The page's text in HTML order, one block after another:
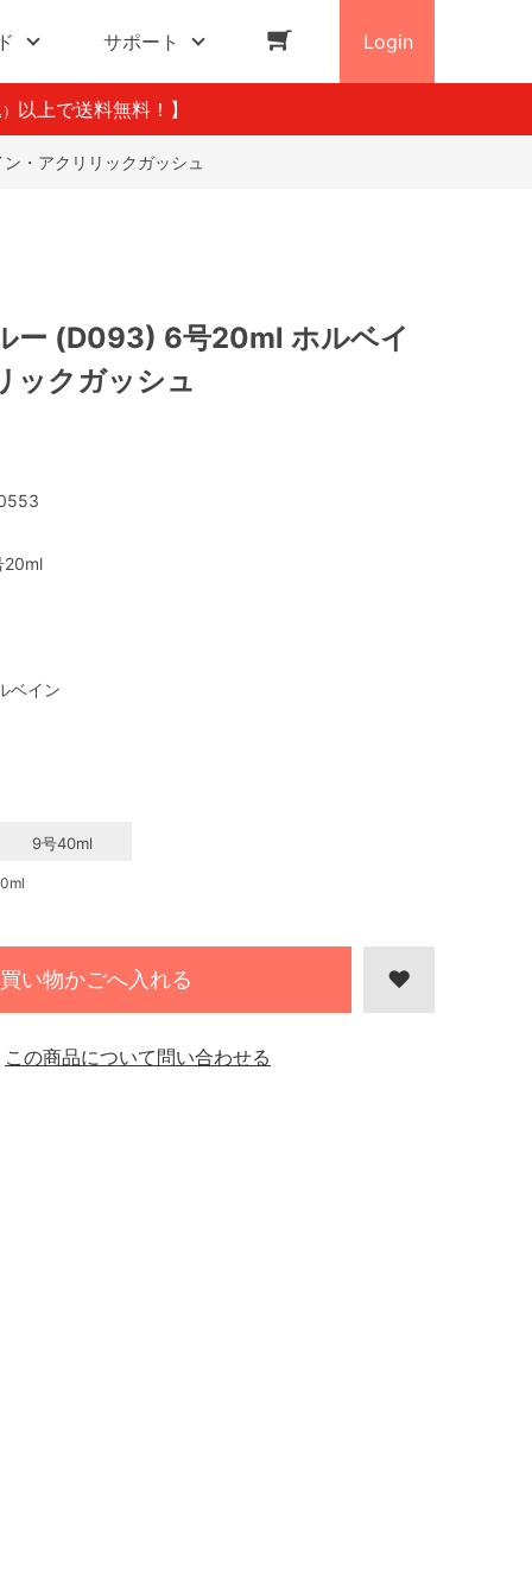
サポート Login
以上で送料無料！】
・アクリリックガッシュ
ー (D093) 6号20ml ホルベイ
ックガッシュ
20ml
ベイン
9号40ml
買い物かごへ入れる
この商品について問い合わせる